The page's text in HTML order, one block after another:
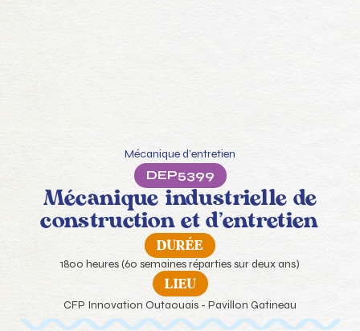
Mécanique d’entretien
DEP5399
Mécanique industrielle de
construction et d’entretien
DURÉE
1800 heures (60 semaines réparties sur deux ans)
LIEU
CFP Innovation Outaouais - Pavillon Gatineau